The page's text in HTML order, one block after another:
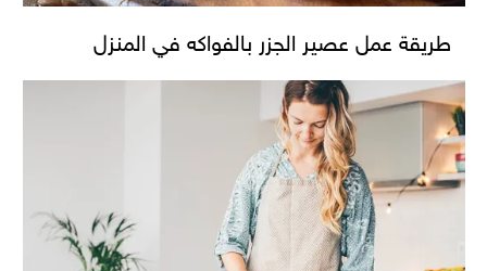
طريقة عمل عصير الجزر بالفواكه في المنزل